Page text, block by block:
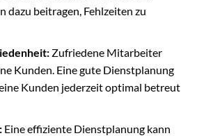
dazu beitragen, Fehlzeiten zu
Zufriedene Mitarbeiter
Kunden. Eine gute Dienstplanung
Kunden jederzeit optimal betreut
Eine effiziente Dienstplanung kann